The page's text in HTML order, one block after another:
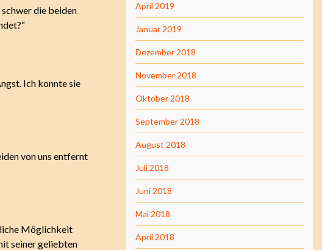
die beiden
Ich konnte sie
von uns entfernt
Möglichkeit
seiner geliebten
April 2019
Januar 2019
Dezember 2018
November 2018
Oktober 2018
September 2018
August 2018
Juli 2018
Juni 2018
Mai 2018
April 2018